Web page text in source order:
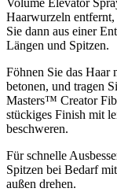
Volume Elevator
Haarwurzeln
Sie dann aus einer
Längen und Spitzen.
Föhnen Sie das Haar
betonen, und tragen
Masters™ Creator
stückiges Finish mit
beschweren.
Für schnelle
Spitzen bei Bedarf mit
außen drehen.